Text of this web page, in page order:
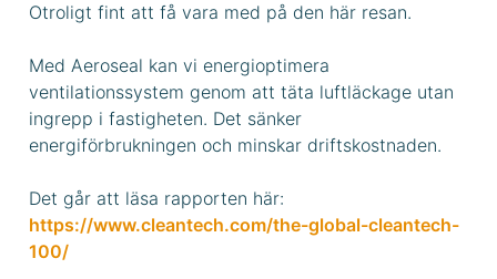
Otroligt fint att få vara med på den här resan.
Med Aeroseal kan vi energioptimera
ventilationssystem genom att täta luftläckage utan
ingrepp i fastigheten. Det sänker
energiförbrukningen och minskar driftskostnaden.
Det går att läsa rapporten här:
https://www.cleantech.com/the-global-cleantech-
100/